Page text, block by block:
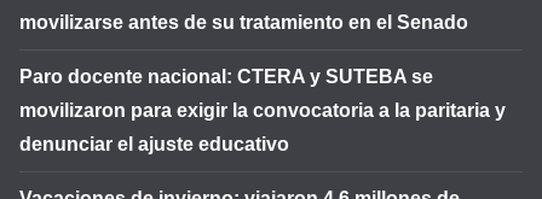
movilizarse antes de su tratamiento en el Senado
Paro docente nacional: CTERA y SUTEBA se
movilizaron para exigir la convocatoria a la paritaria y
denunciar el ajuste educativo